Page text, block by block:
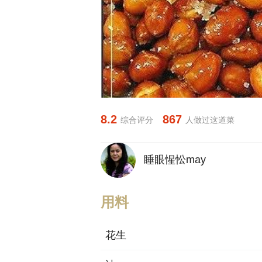
8.2 综合评分 867 人做过这道菜
睡眼惺忪may
用料
花生